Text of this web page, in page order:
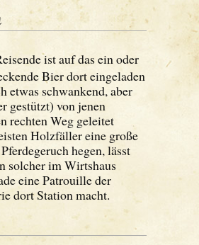
ist auf das ein oder
Bier dort eingeladen
etwas schwankend, aber
gestützt) von jenen
rechten Weg geleitet
Holzfäller eine große
hegen, lässt
solcher im Wirtshaus
eine Patrouille der
dort Station macht.